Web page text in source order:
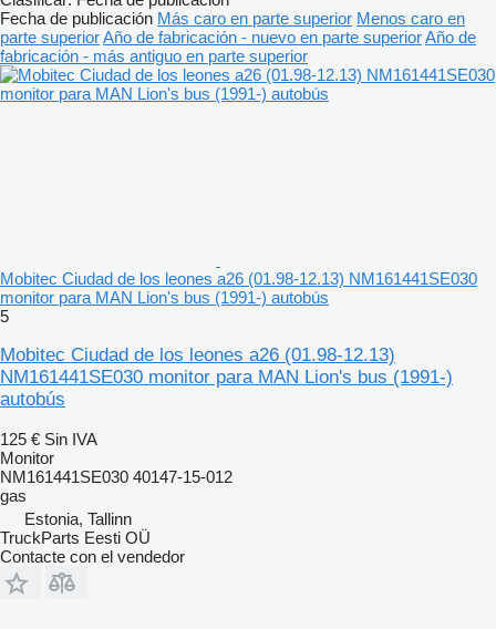
Fecha de publicación Más caro en parte superior Menos caro en
parte superiorAño de fabricación - nuevo en parte superiorAño de
fabricación - más antiguo en parte superior
Mobitec Ciudad de los leones a26 (01.98-12.13) NM161441SE030
monitor para MAN Lion's bus (1991-) autobús
5
Mobitec Ciudad de los leones a26 (01.98-12.13)
NM161441SE030 monitor para MAN Lion's bus (1991-)
autobús
125 € Sin IVA
Monitor
NM161441SE030 40147-15-012
gas
Estonia, Tallinn
TruckParts Eesti OÜ
Contacte con el vendedor